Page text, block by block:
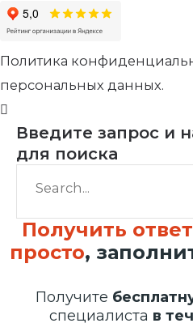
Политика
персональных данных.
Введите запрос и
для поиска
Получить
просто,
Получите
специалиста в